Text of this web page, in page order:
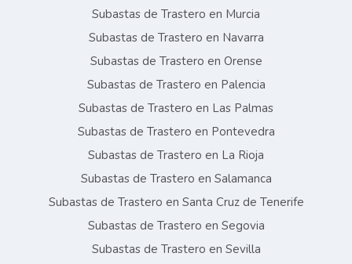
Subastas de Trastero en Murcia
Subastas de Trastero en Navarra
Subastas de Trastero en Orense
Subastas de Trastero en Palencia
Subastas de Trastero en Las Palmas
Subastas de Trastero en Pontevedra
Subastas de Trastero en La Rioja
Subastas de Trastero en Salamanca
Subastas de Trastero en Santa Cruz de Tenerife
Subastas de Trastero en Segovia
Subastas de Trastero en Sevilla